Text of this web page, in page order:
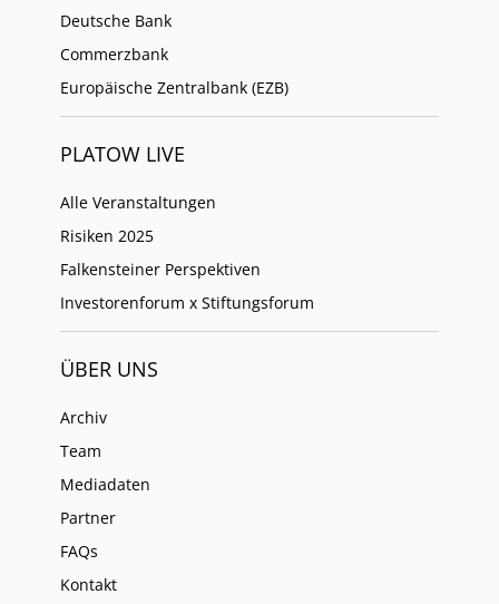
Deutsche Bank
Commerzbank
Europäische Zentralbank (EZB)
PLATOW LIVE
Alle Veranstaltungen
Risiken 2025
Falkensteiner Perspektiven
Investorenforum x Stiftungsforum
ÜBER UNS
Archiv
Team
Mediadaten
Partner
FAQs
Kontakt